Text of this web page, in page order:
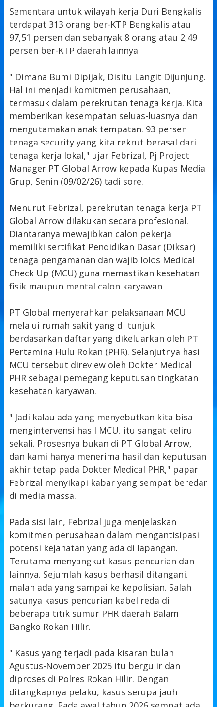
Sementara untuk wilayah kerja Duri Bengkalis
terdapat 313 orang ber-KTP Bengkalis atau
97,51 persen dan sebanyak 8 orang atau 2,49
persen ber-KTP daerah lainnya.
" Dimana Bumi Dipijak, Disitu Langit Dijunjung.
Hal ini menjadi komitmen perusahaan,
termasuk dalam perekrutan tenaga kerja. Kita
memberikan kesempatan seluas-luasnya dan
mengutamakan anak tempatan. 93 persen
tenaga security yang kita rekrut berasal dari
tenaga kerja lokal," ujar Febrizal, Pj Project
Manager PT Global Arrow kepada Kupas Media
Grup, Senin (09/02/26) tadi sore.
Menurut Febrizal, perekrutan tenaga kerja PT
Global Arrow dilakukan secara profesional.
Diantaranya mewajibkan calon pekerja
memiliki sertifikat Pendidikan Dasar (Diksar)
tenaga pengamanan dan wajib lolos Medical
Check Up (MCU) guna memastikan kesehatan
fisik maupun mental calon karyawan.
PT Global menyerahkan pelaksanaan MCU
melalui rumah sakit yang di tunjuk
berdasarkan daftar yang dikeluarkan oleh PT
Pertamina Hulu Rokan (PHR). Selanjutnya hasil
MCU tersebut direview oleh Dokter Medical
PHR sebagai pemegang keputusan tingkatan
kesehatan karyawan.
" Jadi kalau ada yang menyebutkan kita bisa
mengintervensi hasil MCU, itu sangat keliru
sekali. Prosesnya bukan di PT Global Arrow,
dan kami hanya menerima hasil dan keputusan
akhir tetap pada Dokter Medical PHR," papar
Febrizal menyikapi kabar yang sempat beredar
di media massa.
Pada sisi lain, Febrizal juga menjelaskan
komitmen perusahaan dalam mengantisipasi
potensi kejahatan yang ada di lapangan.
Terutama menyangkut kasus pencurian dan
lainnya. Sejumlah kasus berhasil ditangani,
malah ada yang sampai ke kepolisian. Salah
satunya kasus pencurian kabel reda di
beberapa titik sumur PHR daerah Balam
Bangko Rokan Hilir.
" Kasus yang terjadi pada kisaran bulan
Agustus-November 2025 itu bergulir dan
diproses di Polres Rokan Hilir. Dengan
ditangkapnya pelaku, kasus serupa jauh